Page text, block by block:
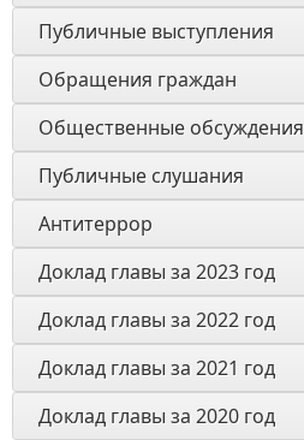
Публичные выступления
Обращения граждан
Общественные обсуждения
Публичные слушания
Антитеррор
Доклад главы за 2023 год
Доклад главы за 2022 год
Доклад главы за 2021 год
Доклад главы за 2020 год